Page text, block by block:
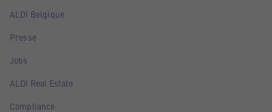
ALDI Belgique
Presse
Jobs
ALDI Real Estate
Compliance